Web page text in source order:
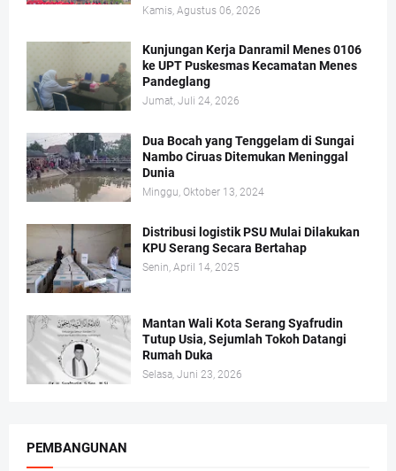
Kamis, Agustus 06, 2026
Kunjungan Kerja Danramil Menes 0106
ke UPT Puskesmas Kecamatan Menes
Pandeglang
Jumat, Juli 24, 2026
Dua Bocah yang Tenggelam di Sungai
Nambo Ciruas Ditemukan Meninggal
Dunia
Minggu, Oktober 13, 2024
Distribusi logistik PSU Mulai Dilakukan
KPU Serang Secara Bertahap
Senin, April 14, 2025
Mantan Wali Kota Serang Syafrudin
Tutup Usia, Sejumlah Tokoh Datangi
Rumah Duka
Selasa, Juni 23, 2026
PEMBANGUNAN